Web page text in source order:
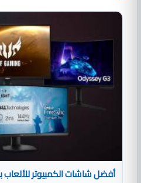
أفضل شاشات الكمبيوتر للألعاب